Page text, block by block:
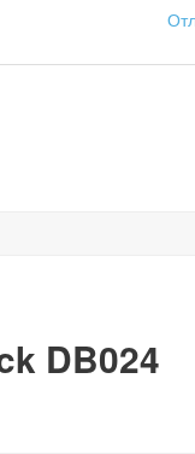
DB024